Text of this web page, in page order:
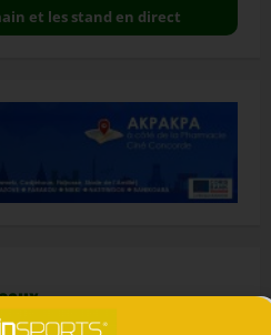
et les stand en direct